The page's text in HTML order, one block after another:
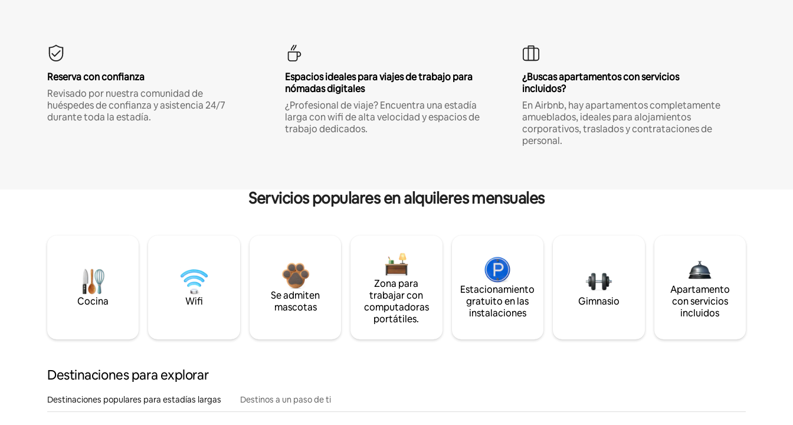
Reserva con confianza
Revisado por nuestra comunidad de
huéspedes de confianza y asistencia 24/7
durante toda la estadía.
Espacios ideales para viajes de trabajo para
nómadas digitales
¿Profesional de viaje? Encuentra una estadía
larga con wifi de alta velocidad y espacios de
trabajo dedicados.
¿Buscas apartamentos con servicios
incluidos?
En Airbnb, hay apartamentos completamente
amueblados, ideales para alojamientos
corporativos, traslados y contrataciones de
personal.
Servicios populares en alquileres mensuales
Cocina Wifi
Se admiten
mascotas
Zona para
trabajar con
computadoras
portátiles.
Estacionamiento
gratuito en las
instalaciones
Gimnasio
Apartamento
con servicios
incluidos
Destinaciones para explorar
Destinaciones populares para estadías largas Destinos a un paso de ti